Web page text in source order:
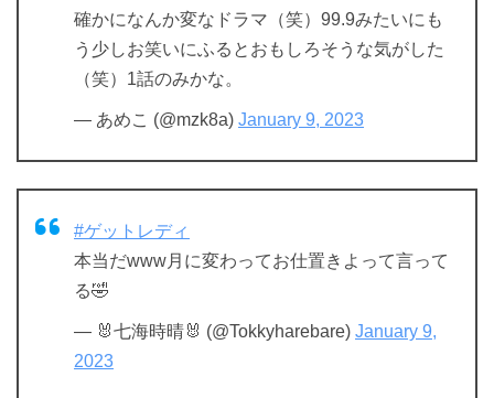
確かになんか変なドラマ（笑）99.9みたいにも
う少しお笑いにふるとおもしろそうな気がした
（笑）1話のみかな。
— あめこ (@mzk8a) January 9, 2023
#ゲットレディ
本当だwww月に変わってお仕置きよって言って
る🤣
— 🐰七海時晴🐰 (@Tokkyharebare) January 9,
2023